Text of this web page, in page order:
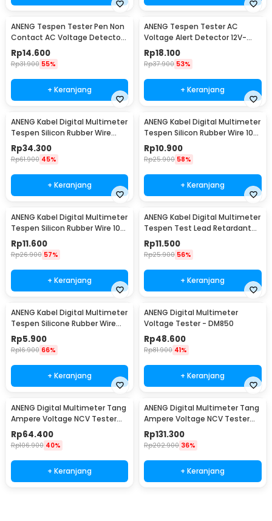
ANENG Tespen Tester Pen Non
Contact AC Voltage Detector
90-1000V 1AC-D
Rp14.600
Rp31.900 55%
+ Keranjang
ANENG Tespen Tester AC
Voltage Alert Detector 12V-
1000V - VD806
Rp18.100
Rp37.900 53%
+ Keranjang
ANENG Kabel Digital Multimeter
Tespen Silicon Rubber Wire
1000V - PT3003
Rp34.300
Rp61.900 45%
+ Keranjang
ANENG Kabel Digital Multimeter
Tespen Silicon Rubber Wire 10A
1000V - PT1005
Rp10.900
Rp25.900 58%
+ Keranjang
ANENG Kabel Digital Multimeter
Tespen Silicon Rubber Wire 10A
1000V - PT1004
Rp11.600
Rp26.900 57%
+ Keranjang
ANENG Kabel Digital Multimeter
Tespen Test Lead Retardant
10A 1000V - PT1002
Rp11.500
Rp25.900 56%
+ Keranjang
ANENG Kabel Digital Multimeter
Tespen Silicone Rubber Wire
10A 1000V - PT830
Rp5.900
Rp16.900 66%
+ Keranjang
ANENG Digital Multimeter
Voltage Tester - DM850
Rp48.600
Rp81.900 41%
+ Keranjang
ANENG Digital Multimeter Tang
Ampere Voltage NCV Tester
Clamp 600V - MT87
Rp64.400
Rp106.900 40%
+ Keranjang
ANENG Digital Multimeter Tang
Ampere Voltage NCV Tester
Clamp 600V - ST201
Rp131.300
Rp202.900 36%
+ Keranjang